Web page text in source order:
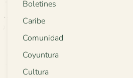
Boletines
Caribe
Comunidad
Coyuntura
Cultura